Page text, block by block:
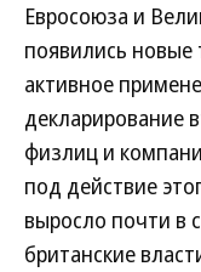
Евросоюза и
появились
активное
декларирование
физлиц и
под действие
выросло почти в
британские